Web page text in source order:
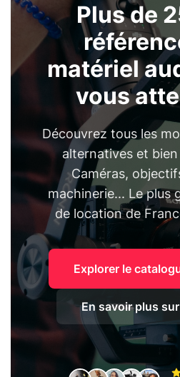
Plus de
matériel
vous
Découvrez tous les
alternatives et
Caméras,
machinerie... Le plus
de location de
Explorer le
En savoir plus